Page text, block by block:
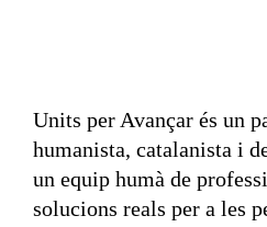
Units per Avançar és un
humanista, catalanista i
un equip humà de
solucions reals per a les